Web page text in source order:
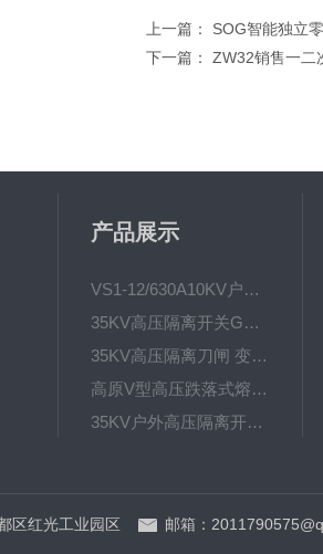
上一篇： SOG智能独立
下一篇： ZW32销售一二
产品展示
VS1-12/630A10KV户内真空断路器型号参数
35KV高压隔离开关GW4-40.5DW/1250A刀闸
35KV高压隔离刀闸 变电站GW4-40.5隔离开关
高原V型高压跌落式熔断器防风型HGRW-35/200
35KV户外高压隔离开关GW4-40.5/630-1250A
区红光工业园区 邮箱：